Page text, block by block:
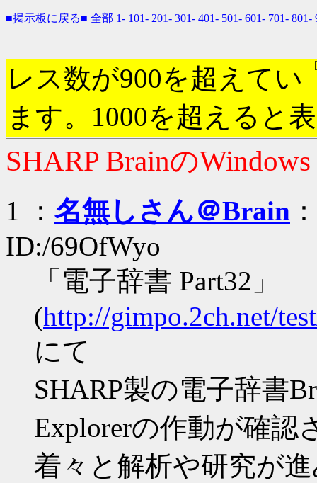
■掲示板に戻る■ 全部 1- 101- 201- 301- 401- 501- 601- 701- 801-
レス数が900を超えてい
ます。1000を超えると
SHARP Brainの
1 ： 名無しさん＠Brain
ID:/69OfWyo
「電子辞書 Part32」
(http://gimpo.2ch.net/
にて
SHARP製の電子辞書
Explorerの作動が確認
着々と解析や研究が